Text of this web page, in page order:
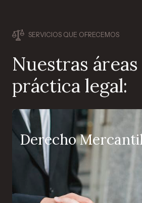
SERVICIOS QUE OFRECEMOS
Nuestras
práctica legal:
Derecho